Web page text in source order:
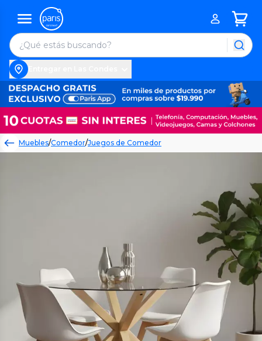
Muebles/Comedor/Juegos de Comedor